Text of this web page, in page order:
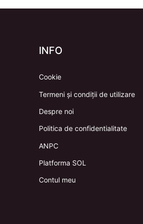
INFO
Cookie
Termeni și condiții de utilizare
Despre noi
Politica de confidentialitate
ANPC
Platforma SOL
Contul meu